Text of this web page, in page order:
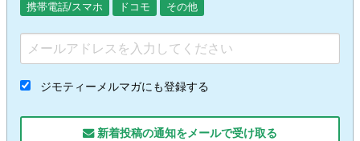
携帯電話/スマホ
ドコモ その他
ジモティーメルマガにも登録する
新着投稿の通知をメールで受け取る